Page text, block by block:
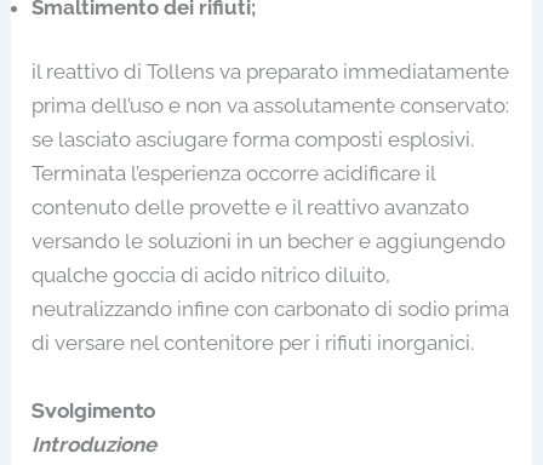
Smaltimento dei rifiuti;
il reattivo di Tollens va preparato immediatamente
prima dell’uso e non va assolutamente conservato:
se lasciato asciugare forma composti esplosivi.
Terminata l’esperienza occorre acidificare il
contenuto delle provette e il reattivo avanzato
versando le soluzioni in un becher e aggiungendo
qualche goccia di acido nitrico diluito,
neutralizzando infine con carbonato di sodio prima
di versare nel contenitore per i rifiuti inorganici.
Svolgimento
Introduzione